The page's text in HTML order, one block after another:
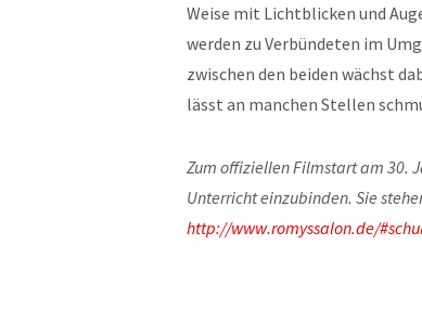
Weise mit Lichtblicken und
werden zu Verbündeten im
zwischen den beiden wächst
lässt an manchen Stellen
Zum offiziellen Filmstart am 30.
Unterricht einzubinden. Sie
http://www.romyssalon.de/